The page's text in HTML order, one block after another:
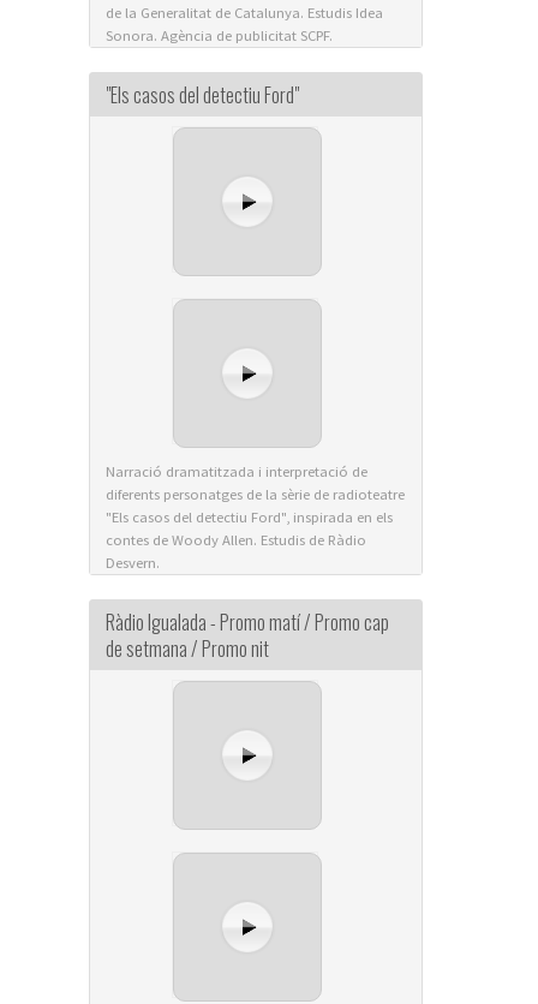
de la Generalitat de Catalunya. Estudis Idea
Sonora. Agència de publicitat SCPF.
"Els casos del detectiu Ford"
Narració dramatitzada i interpretació de
diferents personatges de la sèrie de radioteatre
"Els casos del detectiu Ford", inspirada en els
contes de Woody Allen. Estudis de Ràdio
Desvern.
Ràdio Igualada - Promo matí / Promo cap
de setmana / Promo nit